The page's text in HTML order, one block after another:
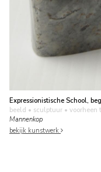
Expressionistische School,
beeld • sculptuur • voorheen
Mannenkop
bekijk kunstwerk